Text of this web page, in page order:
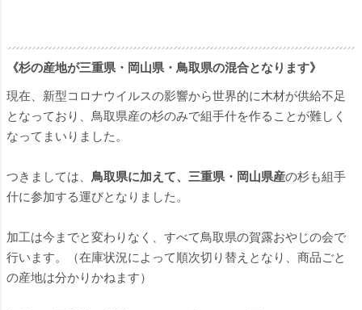
《杉の産地が三重県・岡山県・鳥取県の混合となります》
現在、新型コロナウイルスの影響から世界的に木材が供給不足
となっており、鳥取県産の杉のみで組手什を作ることが難しく
なってまいりました。
つきましては、 鳥取県に加えて、三重県・岡山県産の杉も組手
什に参加する運びとなりました。
加工は今までと変わりなく、すべて鳥取県の賀露おやじの会で
行います。（在庫状況によって順次切り替えとなり、商品ごと
の産地は分かりかねます）